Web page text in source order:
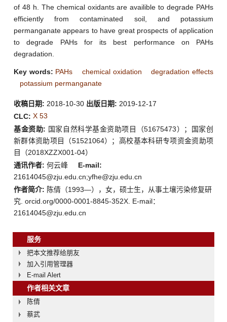
of 48 h. The chemical oxidants are availible to degrade PAHs
efficiently from contaminated soil, and potassium
permanganate appears to have great prospects of application
to degrade PAHs for its best performance on PAHs
degradation.
Key words: PAHs chemical oxidation
degradation effects
potassium permanganate
收稿日期: 2018-10-30 出版日期: 2019-12-17
CLC: X 53
基金资助: 国家自然科学基金资助项目（51675473）；国家创
新群体资助项目（51521064）；高校基本科研专项资金资助项
目（2018XZZX001-04）
通讯作者: 何云峰
E-mail:
21614045@zju.edu.cn;yfhe@zju.edu.cn
作者简介: 陈倩（1993—），女，硕士生，从事土壤污染修复研
究. orcid.org/0000-0001-8845-352X. E-mail：
21614045@zju.edu.cn
服务
把本文推荐给朋友
加入引用管理器
E-mail Alert
作者相关文章
陈倩
蔡武